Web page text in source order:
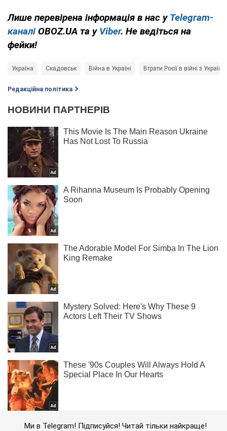
Лише перевірена інформація в нас у Telegram-
каналі OBOZ.UA та у Viber. Не ведіться на
фейки!
Україна Скадовськ Війна в Україні Втрати Росії в війні з
Редакційна політика
Ми в Telegram! Підписуйся! Читай тільки найкраще!